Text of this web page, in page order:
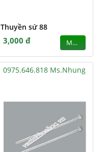
Thuyền sứ 88
3,000 đ MUA
0975.646.818 Ms.Nhung